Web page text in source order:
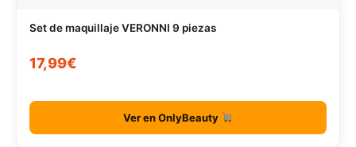
Set de maquillaje VERONNI 9 piezas
17,99€
Ver en OnlyBeauty